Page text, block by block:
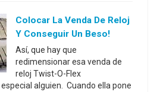
Colocar La Venda De Reloj
Y Conseguir Un Beso!
Así, que hay que
redimensionar esa venda de
reloj Twist-O-Flex
alguien. Cuando ella pone